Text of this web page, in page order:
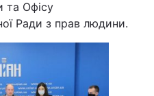
та Офісу
Ради з прав людини.